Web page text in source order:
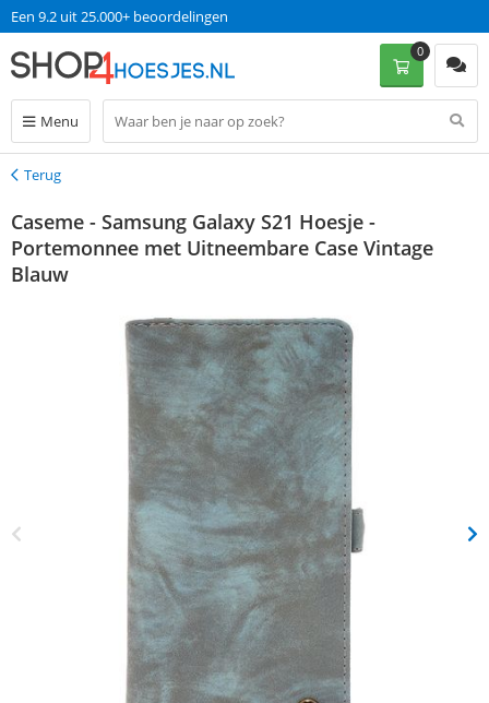
Een 9.2 uit 25.000+ beoordelingen
Menu
0
Terug
Terug
Caseme - Samsung Galaxy S21 Hoesje -
Portemonnee met Uitneembare Case Vintage
Blauw